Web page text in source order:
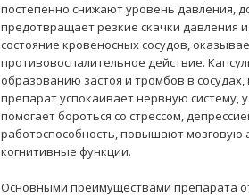
постепенно снижают уровень давления,
предотвращает резкие скачки давления
состояние кровеносных сосудов,
противовоспалительное действие.
образованию застоя и тромбов в
препарат успокаивает нервную систему,
помогает бороться со стрессом,
работоспособность, повышают мозговую
когнитивные функции.
Основными преимуществами препарата